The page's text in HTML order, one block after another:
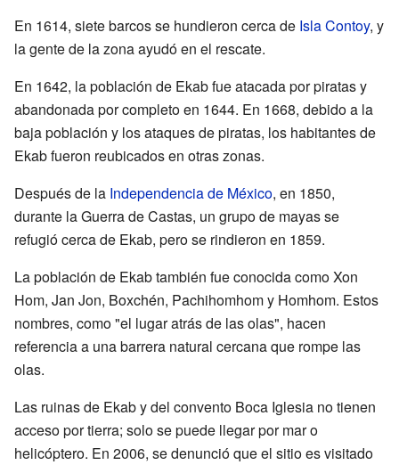
En 1614, siete barcos se hundieron cerca de Isla Contoy, y
la gente de la zona ayudó en el rescate.
En 1642, la población de Ekab fue atacada por piratas y
abandonada por completo en 1644. En 1668, debido a la
baja población y los ataques de piratas, los habitantes de
Ekab fueron reubicados en otras zonas.
Después de la Independencia de México, en 1850,
durante la Guerra de Castas, un grupo de mayas se
refugió cerca de Ekab, pero se rindieron en 1859.
La población de Ekab también fue conocida como Xon
Hom, Jan Jon, Boxchén, Pachihomhom y Homhom. Estos
nombres, como "el lugar atrás de las olas", hacen
referencia a una barrera natural cercana que rompe las
olas.
Las ruinas de Ekab y del convento Boca Iglesia no tienen
acceso por tierra; solo se puede llegar por mar o
helicóptero. En 2006, se denunció que el sitio es visitado